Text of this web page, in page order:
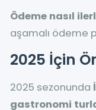
Ödeme nasıl
aşamalı ödeme
2025 İçin
2025 sezonunda
gastronomi